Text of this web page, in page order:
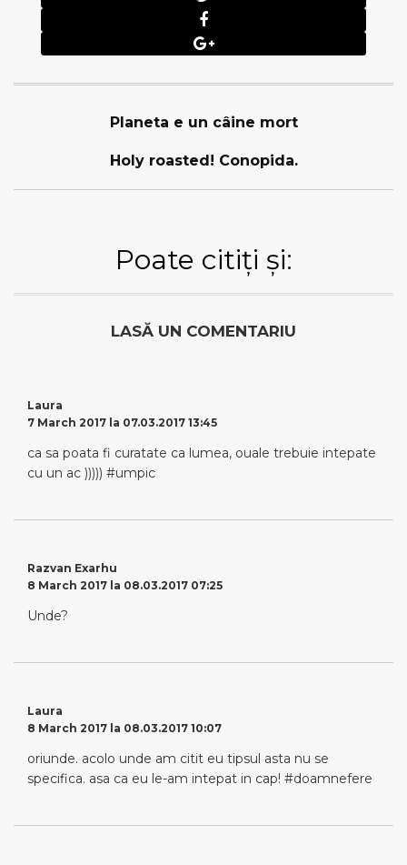
Planeta e un câine mort
Holy roasted! Conopida.
Poate citiți și:
LASĂ UN COMENTARIU
Laura
7 March 2017 la 07.03.2017 13:45
ca sa poata fi curatate ca lumea, ouale trebuie intepate
cu un ac ))))) #umpic
Razvan Exarhu
8 March 2017 la 08.03.2017 07:25
Unde?
Laura
8 March 2017 la 08.03.2017 10:07
oriunde. acolo unde am citit eu tipsul asta nu se
specifica. asa ca eu le-am intepat in cap! #doamnefere